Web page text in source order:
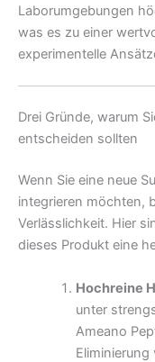
Laborumgebungen
was es zu einer
experimentelle
Drei Gründe, warum
entscheiden sollten
Wenn Sie eine neue
integrieren möchten,
Verlässlichkeit. Hier
dieses Produkt eine
Hochreine
unter
Ameano
Eliminierung